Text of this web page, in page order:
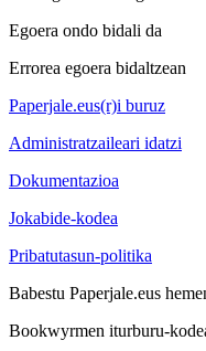
Egoera ondo bidali da
Errorea egoera bidaltzean
Paperjale.eus(r)i buruz
Administratzaileari idatzi
Dokumentazioa
Jokabide-kodea
Pribatutasun-politika
Babestu Paperjale.eus
Bookwyrmen iturburu-